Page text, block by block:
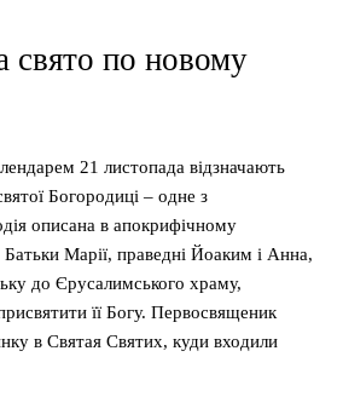
свято по новому
21 листопада відзначають
Богородиці – одне з
описана в апокрифічному
Батьки Марії, праведні Йоаким і Анна,
до Єрусалимського храму,
її Богу. Первосвященик
в Святая Святих, куди входили